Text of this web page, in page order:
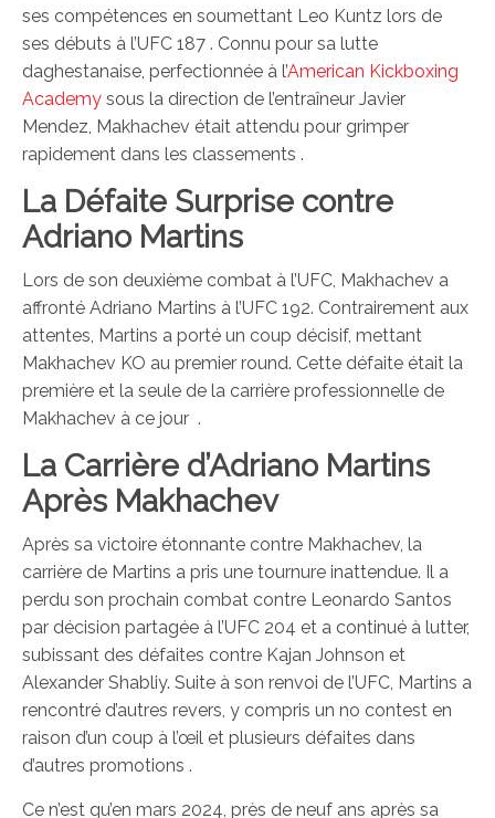
ses compétences en soumettant Leo Kuntz lors de
ses débuts à l’UFC 187 . Connu pour sa lutte
daghestanaise, perfectionnée à l’American Kickboxing
Academy sous la direction de l’entraîneur Javier
Mendez, Makhachev était attendu pour grimper
rapidement dans les classements .
La Défaite Surprise contre
Adriano Martins
Lors de son deuxième combat à l’UFC, Makhachev a
affronté Adriano Martins à l’UFC 192. Contrairement aux
attentes, Martins a porté un coup décisif, mettant
Makhachev KO au premier round. Cette défaite était la
première et la seule de la carrière professionnelle de
Makhachev à ce jour .
La Carrière d’Adriano Martins
Après Makhachev
Après sa victoire étonnante contre Makhachev, la
carrière de Martins a pris une tournure inattendue. Il a
perdu son prochain combat contre Leonardo Santos
par décision partagée à l’UFC 204 et a continué à lutter,
subissant des défaites contre Kajan Johnson et
Alexander Shabliy. Suite à son renvoi de l’UFC, Martins a
rencontré d’autres revers, y compris un no contest en
raison d’un coup à l’œil et plusieurs défaites dans
d’autres promotions .
Ce n’est qu’en mars 2024, près de neuf ans après sa